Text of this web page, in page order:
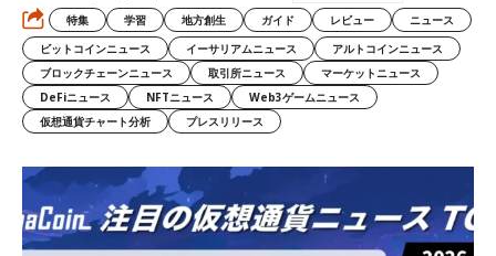
特集 学習 地方創生 ガイド レビュー
ニュース
ビットコインニュース
イーサリアムニュース
アルトコインニュース
ブロックチェーンニュース
取引所ニュース
マーケットニュース
DeFiニュース
NFTニュース
Web3ゲームニュース
仮想通貨チャート分析
プレスリリース